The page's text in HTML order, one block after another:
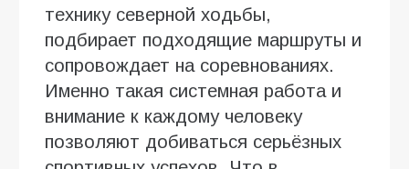
технику северной ходьбы,
подбирает подходящие маршруты и
сопровождает на соревнованиях.
Именно такая системная работа и
внимание к каждому человеку
позволяют добиваться серьёзных